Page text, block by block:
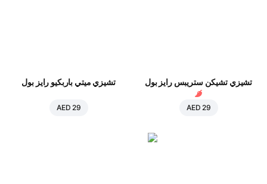
تشيزي تشيكن ستريبس رايز بول
AED 29
تشيزي ميتي باربكيو رايز بول
AED 29